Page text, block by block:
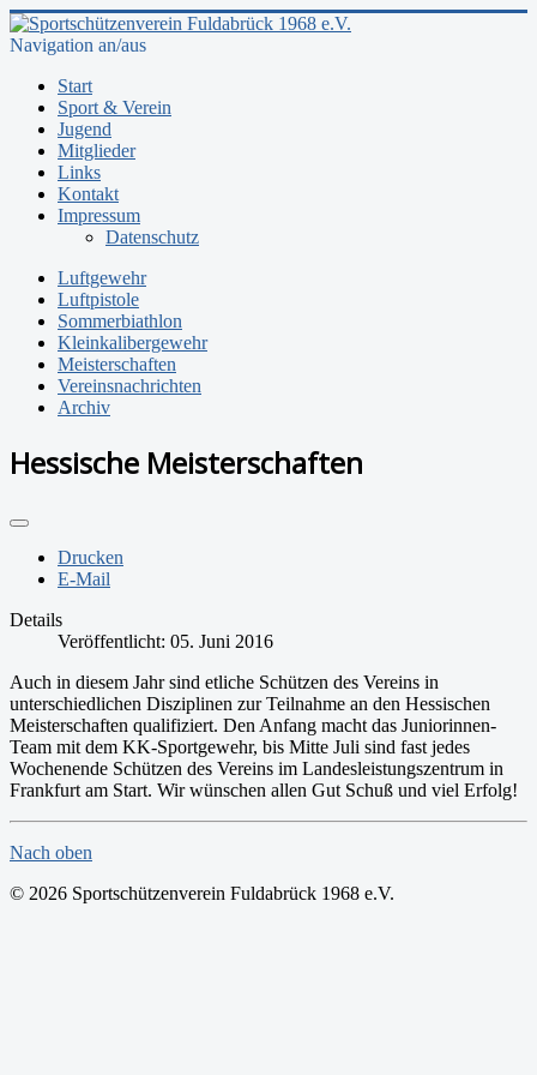
Navigation an/aus
Start
Sport & Verein
Jugend
Mitglieder
Links
Kontakt
Impressum
Datenschutz
Luftgewehr
Luftpistole
Sommerbiathlon
Kleinkalibergewehr
Meisterschaften
Vereinsnachrichten
Archiv
Hessische Meisterschaften
Drucken
E-Mail
Details
Veröffentlicht: 05. Juni 2016
Auch in diesem Jahr sind etliche Schützen des Vereins in
unterschiedlichen Disziplinen zur Teilnahme an den Hessischen
Meisterschaften qualifiziert. Den Anfang macht das Juniorinnen-
Team mit dem KK-Sportgewehr, bis Mitte Juli sind fast jedes
Wochenende Schützen des Vereins im Landesleistungszentrum in
Frankfurt am Start. Wir wünschen allen Gut Schuß und viel Erfolg!
Nach oben
© 2026 Sportschützenverein Fuldabrück 1968 e.V.